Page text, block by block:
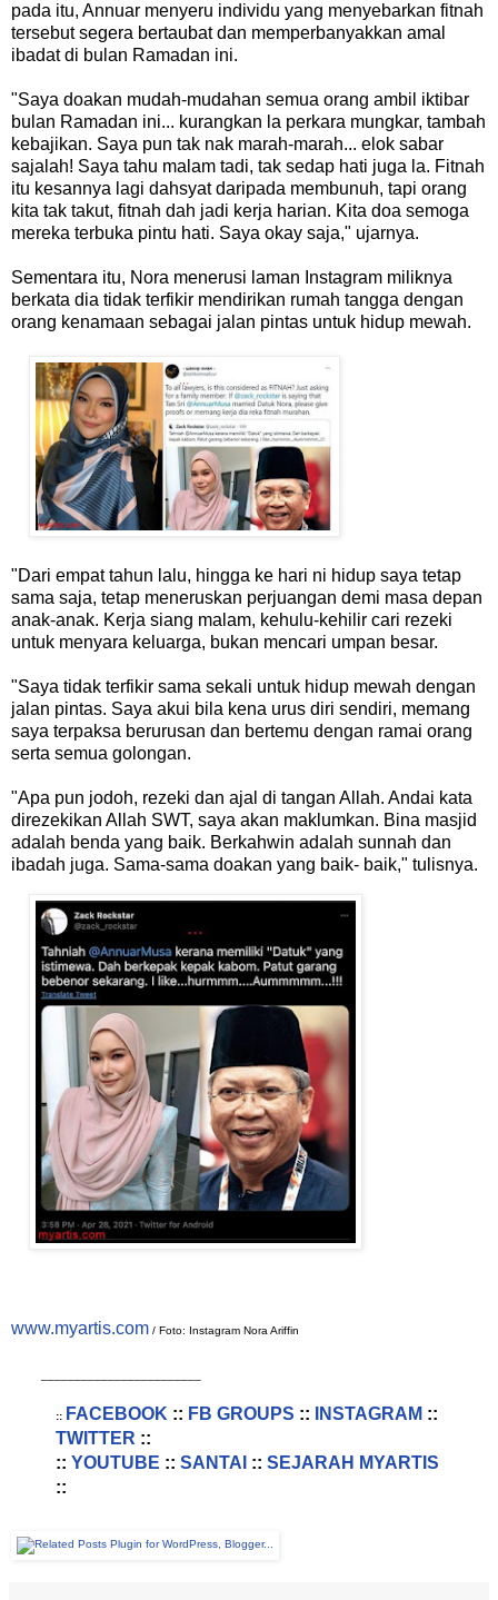
pada itu, Annuar menyeru individu yang menyebarkan fitnah
tersebut segera bertaubat dan memperbanyakkan amal
ibadat di bulan Ramadan ini.
"Saya doakan mudah-mudahan semua orang ambil iktibar
bulan Ramadan ini... kurangkan la perkara mungkar, tambah
kebajikan. Saya pun tak nak marah-marah... elok sabar
sajalah! Saya tahu malam tadi, tak sedap hati juga la. Fitnah
itu kesannya lagi dahsyat daripada membunuh, tapi orang
kita tak takut, fitnah dah jadi kerja harian. Kita doa semoga
mereka terbuka pintu hati. Saya okay saja," ujarnya.
Sementara itu, Nora menerusi laman Instagram miliknya
berkata dia tidak terfikir mendirikan rumah tangga dengan
orang kenamaan sebagai jalan pintas untuk hidup mewah.
"Dari empat tahun lalu, hingga ke hari ni hidup saya tetap
sama saja, tetap meneruskan perjuangan demi masa depan
anak-anak. Kerja siang malam, kehulu-kehilir cari rezeki
untuk menyara keluarga, bukan mencari umpan besar.
"Saya tidak terfikir sama sekali untuk hidup mewah dengan
jalan pintas. Saya akui bila kena urus diri sendiri, memang
saya terpaksa berurusan dan bertemu dengan ramai orang
serta semua golongan.
"Apa pun jodoh, rezeki dan ajal di tangan Allah. Andai kata
direzekikan Allah SWT, saya akan maklumkan. Bina masjid
adalah benda yang baik. Berkahwin adalah sunnah dan
ibadah juga. Sama-sama doakan yang baik- baik," tulisnya.
www.myartis.com / Foto: Instagram Nora Ariffin
:: FACEBOOK :: FB GROUPS :: INSTAGRAM ::
TWITTER ::
:: YOUTUBE :: SANTAI :: SEJARAH MYARTIS
::